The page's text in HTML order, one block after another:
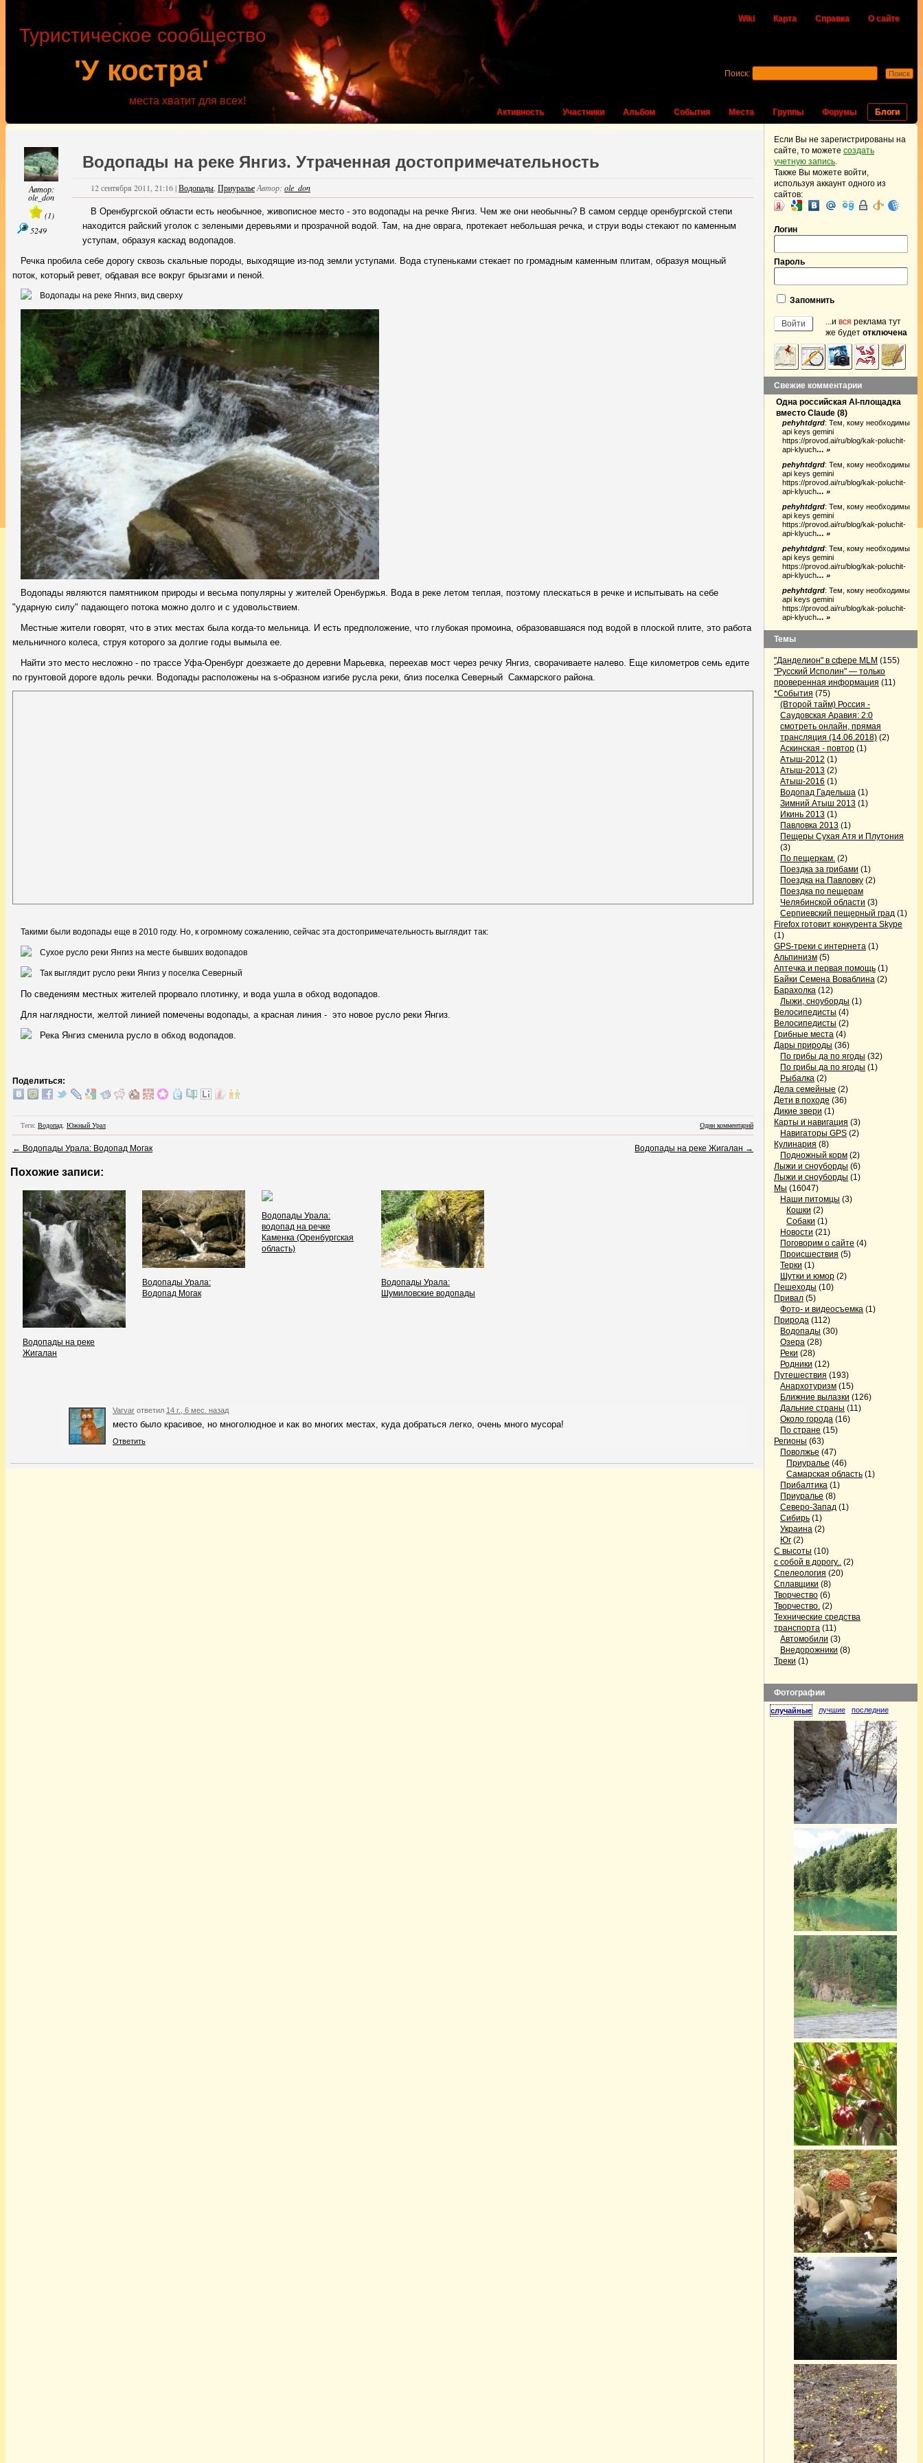
Wiki Карта Справка О сайте
'У костра'
Туристическое сообщество
места хватит для всех!
Активность Участники Альбом События Места Группы Форумы Блоги
Поиск:
Автор:
ole_don
(1)
5249
Водопады на реке Янгиз. Утраченная достопримечательность
12 сентября 2011, 21:16|Водопады ПриуральеАвтор: ole_don
В Оренбургской области есть необычное, живописное место - это водопады на речке Янгиз. Чем же они необычны? В самом сердце оренбургской степи
находится райский уголок с зелеными деревьями и прозрачной водой. Там, на дне оврага, протекает небольшая речка, и струи воды стекают по каменным
уступам, образуя каскад водопадов.
Речка пробила себе дорогу сквозь скальные породы, выходящие из-под земли уступами. Вода ступеньками стекает по громадным каменным плитам, образуя мощный
поток, который ревет, обдавая все вокруг брызгами и пеной.
Водопады являются памятником природы и весьма популярны у жителей Оренбуржья. Вода в реке летом теплая, поэтому плескаться в речке и испытывать на себе
"ударную силу" падающего потока можно долго и с удовольствием.
Местные жители говорят, что в этих местах была когда-то мельница. И есть предположение, что глубокая промоина, образовавшаяся под водой в плоской плите, это работа
мельничного колеса, струя которого за долгие годы вымыла ее.
Найти это место несложно - по трассе Уфа-Оренбург доезжаете до деревни Марьевка, переехав мост через речку Янгиз, сворачиваете налево. Еще километров семь едите
по грунтовой дороге вдоль речки. Водопады расположены на s-образном изгибе русла реки, близ поселка Северный Сакмарского района.
Такими были водопады еще в 2010 году. Но, к огромному сожалению, сейчас эта достопримечательность выглядит так:
По сведениям местных жителей прорвало плотинку, и вода ушла в обход водопадов.
Для наглядности, желтой линией помечены водопады, а красная линия - это новое русло реки Янгиз.
Поделиться:
Теги: Водопад, Южный Урал Один комментарий
← Водопады Урала: Водопад Могак Водопады на реке Жигалан →
Похожие записи:
Водопады на реке
Жигалан
Водопады Урала:
Водопад Могак
Водопады Урала:
водопад на речке
Каменка (Оренбургская
область)
Водопады Урала:
Шумиловские водопады
Varvar ответил 14 г., 6 мес. назад
место было красивое, но многолюдное и как во многих местах, куда добраться легко, очень много мусора!
Ответить
Если Вы не зарегистрированы на
сайте, то можете создать
учетную запись.
Также Вы можете войти,
используя аккаунт одного из
сайтов:
Логин
Пароль
Запомнить
...и вся реклама тут
же будет отключена
Свежие комментарии
Одна российская AI-площадка
вместо Claude (8)
pehyhtdgrd: Тем, кому необходимы
api keys gemini
https://provod.ai/ru/blog/kak-poluchit-
api-klyuch… »
pehyhtdgrd: Тем, кому необходимы
api keys gemini
https://provod.ai/ru/blog/kak-poluchit-
api-klyuch… »
pehyhtdgrd: Тем, кому необходимы
api keys gemini
https://provod.ai/ru/blog/kak-poluchit-
api-klyuch… »
pehyhtdgrd: Тем, кому необходимы
api keys gemini
https://provod.ai/ru/blog/kak-poluchit-
api-klyuch… »
pehyhtdgrd: Тем, кому необходимы
api keys gemini
https://provod.ai/ru/blog/kak-poluchit-
api-klyuch… »
Темы
"Данделион" в сфере MLM (155)
"Русский Исполин" — только
проверенная информация (11)
*События (75)
(Второй тайм) Россия -
Саудовская Аравия: 2:0
смотреть онлайн, прямая
трансляция (14.06.2018) (2)
Аскинская - повтор (1)
Атыш-2012 (1)
Атыш-2013 (2)
Атыш-2016 (1)
Водопад Гадельша (1)
Зимний Атыш 2013 (1)
Икинь 2013 (1)
Павловка 2013 (1)
Пещеры Сухая Атя и Плутония
(3)
По пещеркам. (2)
Поездка за грибами (1)
Поездка на Павловку (2)
Поездка по пещерам
Челябинской области (3)
Серпиевский пещерный град (1)
Firefox готовит конкурента Skype
(1)
GPS-треки с интернета (1)
Альпинизм (5)
Аптечка и первая помощь (1)
Байки Семена Воваблина (2)
Барахолка (12)
Лыжи, сноуборды (1)
Велосипедисты (4)
Велосипедисты (2)
Грибные места (4)
Дары природы (36)
По грибы да по ягоды (32)
По грибы да по ягоды (1)
Рыбалка (2)
Дела семейные (2)
Дети в походе (36)
Дикие звери (1)
Карты и навигация (3)
Навигаторы GPS (2)
Кулинария (8)
Подножный корм (2)
Лыжи и сноуборды (6)
Лыжи и сноуборды (1)
Мы (16047)
Наши питомцы (3)
Кошки (2)
Собаки (1)
Новости (21)
Поговорим о сайте (4)
Происшествия (5)
Терки (1)
Шутки и юмор (2)
Пешеходы (10)
Привал (5)
Фото- и видеосъемка (1)
Природа (112)
Водопады (30)
Озера (28)
Реки (28)
Родники (12)
Путешествия (193)
Анархотуризм (15)
Ближние вылазки (126)
Дальние страны (11)
Около города (16)
По стране (15)
Регионы (63)
Поволжье (47)
Приуралье (46)
Самарская область (1)
Прибалтика (1)
Приуралье (8)
Северо-Запад (1)
Сибирь (1)
Украина (2)
Юг (2)
С высоты (10)
с собой в дорогу.. (2)
Спелеология (20)
Сплавщики (8)
Творчество (6)
Творчество. (2)
Технические средства
транспорта (11)
Автомобили (3)
Внедорожники (8)
Треки (1)
Фотографии
случайные лучшие последние